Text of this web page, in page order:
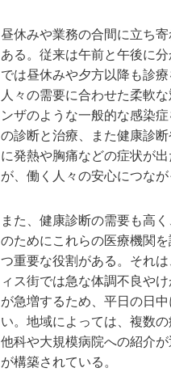
昼休みや業務の合間に立ち
ある。従来は午前と午後に
では昼休みや夕方以降も診
人々の需要に合わせた柔軟
ンザのような一般的な感染
の診断と治療、また健康診
に発熱や胸痛などの症状が
が、働く人々の安心につなが
また、健康診断の需要も高
のためにこれらの医療機関
つ重要な役割がある。それ
ィス街では急な体調不良や
が急増するため、平日の日
い。地域によっては、複数
他科や大規模病院への紹介
が構築されている。